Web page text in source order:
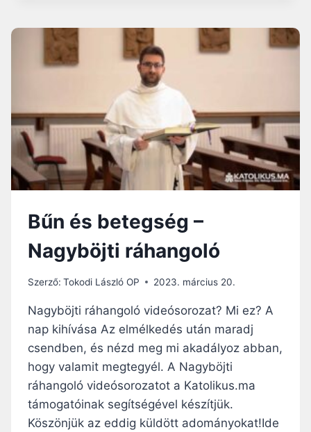
NAGYBÖJTI
RÁHANGOLÓ
Bűn és betegség –
Nagyböjti ráhangoló
Szerző: Tokodi László OP 2023. március 20.
Nagyböjti ráhangoló videósorozat? Mi ez? A
nap kihívása Az elmélkedés után maradj
csendben, és nézd meg mi akadályoz abban,
hogy valamit megtegyél. A Nagyböjti
ráhangoló videósorozatot a Katolikus.ma
támogatóinak segítségével készítjük.
Köszönjük az eddig küldött adományokat!Ide